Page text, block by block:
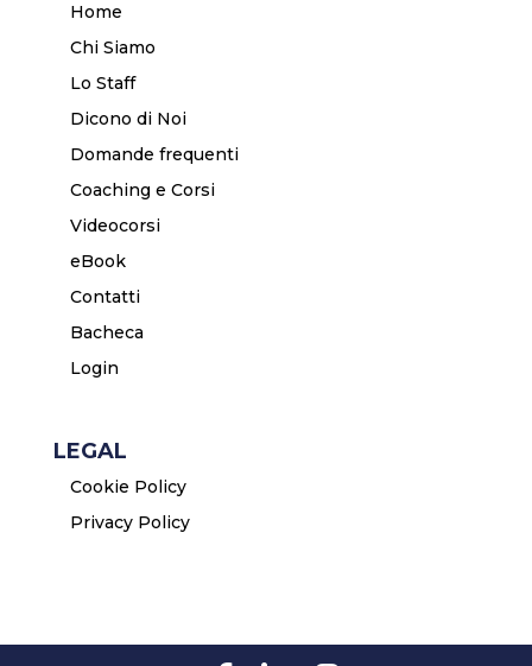
Home
Chi Siamo
Lo Staff
Dicono di Noi
Domande frequenti
Coaching e Corsi
Videocorsi
eBook
Contatti
Bacheca
Login
LEGAL
Cookie Policy
Privacy Policy